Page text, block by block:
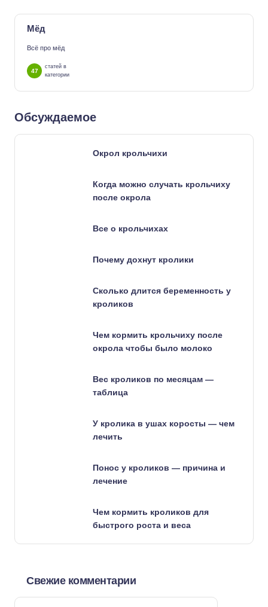
Мёд
Всё про мёд
47
статей в
категории
Обсуждаемое
Окрол крольчихи
Когда можно случать крольчиху
после окрола
Все о крольчихах
Почему дохнут кролики
Сколько длится беременность у
кроликов
Чем кормить крольчиху после
окрола чтобы было молоко
Вес кроликов по месяцам —
таблица
У кролика в ушах коросты — чем
лечить
Понос у кроликов — причина и
лечение
Чем кормить кроликов для
быстрого роста и веса
Свежие комментарии